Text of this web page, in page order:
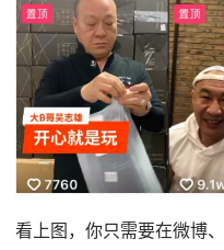
看上图，你只需要在微博